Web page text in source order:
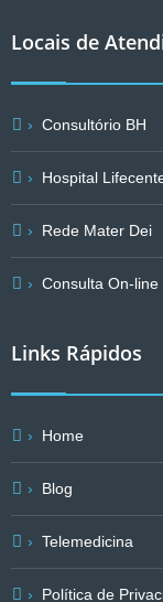
Locais de
Consultório BH
Hospital
Rede Mater Dei
Consulta On-line
Links Rápidos
Home
Blog
Telemedicina
Política de